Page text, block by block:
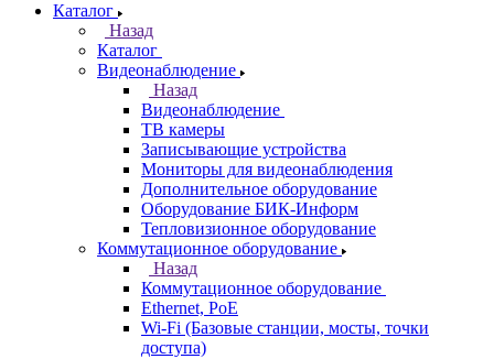
Каталог
Назад
Каталог
Видеонаблюдение
Назад
Видеонаблюдение
ТВ камеры
Записывающие устройства
Мониторы для видеонаблюдения
Дополнительное оборудование
Оборудование БИК-Информ
Тепловизионное оборудование
Коммутационное оборудование
Назад
Коммутационное оборудование
Ethernet, PoE
Wi-Fi (Базовые станции, мосты, точки
доступа)